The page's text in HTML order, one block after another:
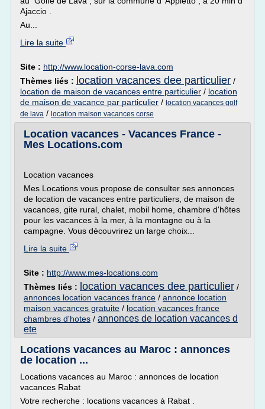
Ajaccio .
Au...
Lire la suite
Site : http://www.location-corse-lava.com
Thèmes liés : location vacances dee particulier /
location de maison de vacances entre particulier / location
de maison de vacance par particulier / location vacances golf
de lava / location maison vacances corse
Location vacances - Vacances France -
Mes Locations.com
Location vacances
Mes Locations vous propose de consulter ses annonces
de location de vacances entre particuliers, de maison de
vacances, gite rural, chalet, mobil home, chambre d'hôtes
pour les vacances à la mer, à la montagne ou à la
campagne. Vous découvrirez un large choix...
Lire la suite
Site : http://www.mes-locations.com
Thèmes liés : location vacances dee particulier /
annonces location vacances france / annonce location
maison vacances gratuite / location vacances france
chambres d'hotes / annonces de location vacances d
ete
Locations vacances au Maroc : annonces
de location ...
Locations vacances au Maroc : annonces de location
vacances Rabat
Votre recherche : locations vacances à Rabat .